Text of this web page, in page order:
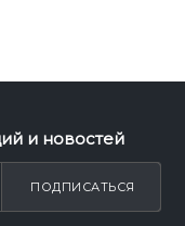
и новостей
ПОДПИСАТЬСЯ